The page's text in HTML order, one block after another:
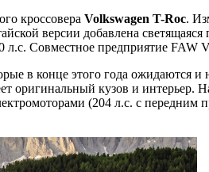
кроссовера Volkswagen T-Roc.
версии добавлена
Совместное предприятие FAW
в конце этого года ожидаются
оригинальный кузов и
(204 л.с. с